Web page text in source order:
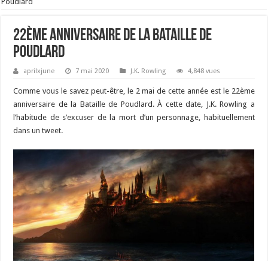
22ème anniversaire de la Bataille de
Poudlard
aprilxjune 7 mai 2020 J.K. Rowling 4,848 vues
Comme vous le savez peut-être, le 2 mai de cette année est le 22ème
anniversaire de la Bataille de Poudlard. À cette date, J.K. Rowling a
l’habitude de s’excuser de la mort d’un personnage, habituellement
dans un tweet.